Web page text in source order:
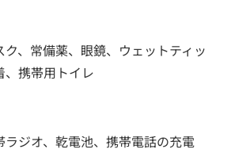
、常備薬、眼鏡、ウェットティッ
、携帯用トイレ
ジオ、乾電池、携帯電話の充電